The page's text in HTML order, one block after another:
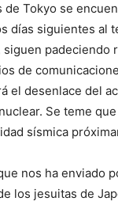
de Tokyo se
días siguientes al
siguen padeciendo
de
el desenlace del
Se teme
sísmica
nos ha enviado
los jesuitas de